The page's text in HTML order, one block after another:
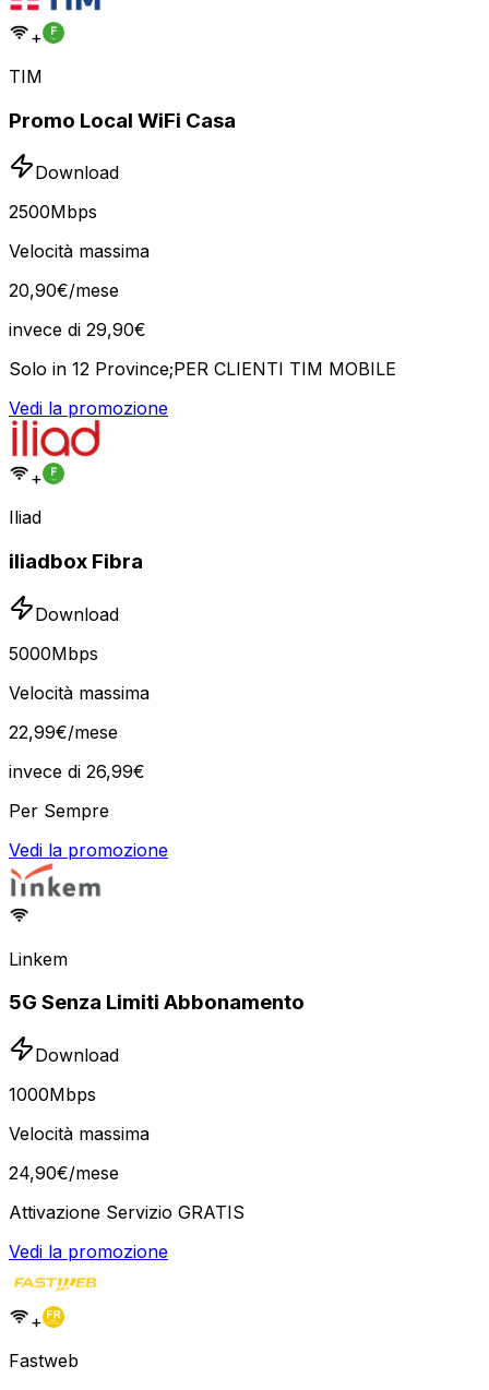
+
TIM
Promo Local WiFi Casa
Download
2500Mbps
Velocità massima
20,90€/mese
invece di 29,90€
Solo in 12 Province;PER CLIENTI TIM MOBILE
Vedi la promozione
+
Iliad
iliadbox Fibra
Download
5000Mbps
Velocità massima
22,99€/mese
invece di 26,99€
Per Sempre
Vedi la promozione
Linkem
5G Senza Limiti Abbonamento
Download
1000Mbps
Velocità massima
24,90€/mese
Attivazione Servizio GRATIS
Vedi la promozione
+
Fastweb